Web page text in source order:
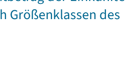
Größenklassen des